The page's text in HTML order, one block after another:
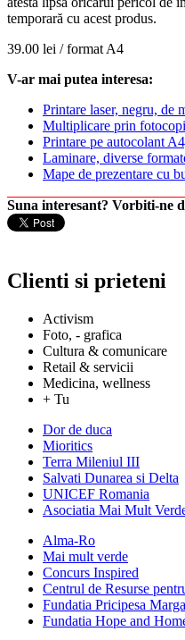
temporară cu acest produs.
39.00 lei / format A4
V-ar mai putea interesa:
Printare laser, negru, de
Multiplicare prin
Printare pe autocolant
Laminare, diverse
Mape de prezentare cu
Suna interesant? Vorbiti-ne
Clienti si prieteni
Activism
Foto, - grafica
Cultura & comunicare
Retail & servicii
Medicina, wellness
+ Tu
Dor de duca
Mioritics
Terra Mileniul III
Salvati Dunarea si Delta
UNICEF Romania
Asociatia Mai Mult
Alma-Ro
Mai mult verde
Concurs Inspired
Centrul de Resurse
Fundatia Pricipesa
Fundatia Hope and